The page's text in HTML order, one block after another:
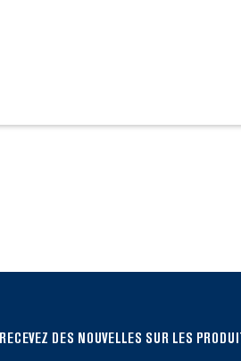
RECEVEZ DES NOUVELLES SUR LES